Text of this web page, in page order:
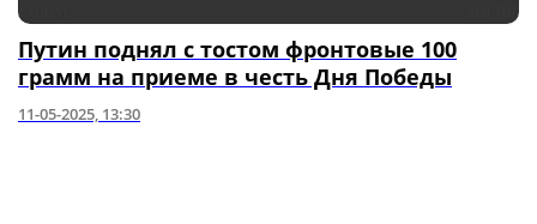
Путин поднял с тостом фронтовые 100
грамм на приеме в честь Дня Победы
11-05-2025, 13:30